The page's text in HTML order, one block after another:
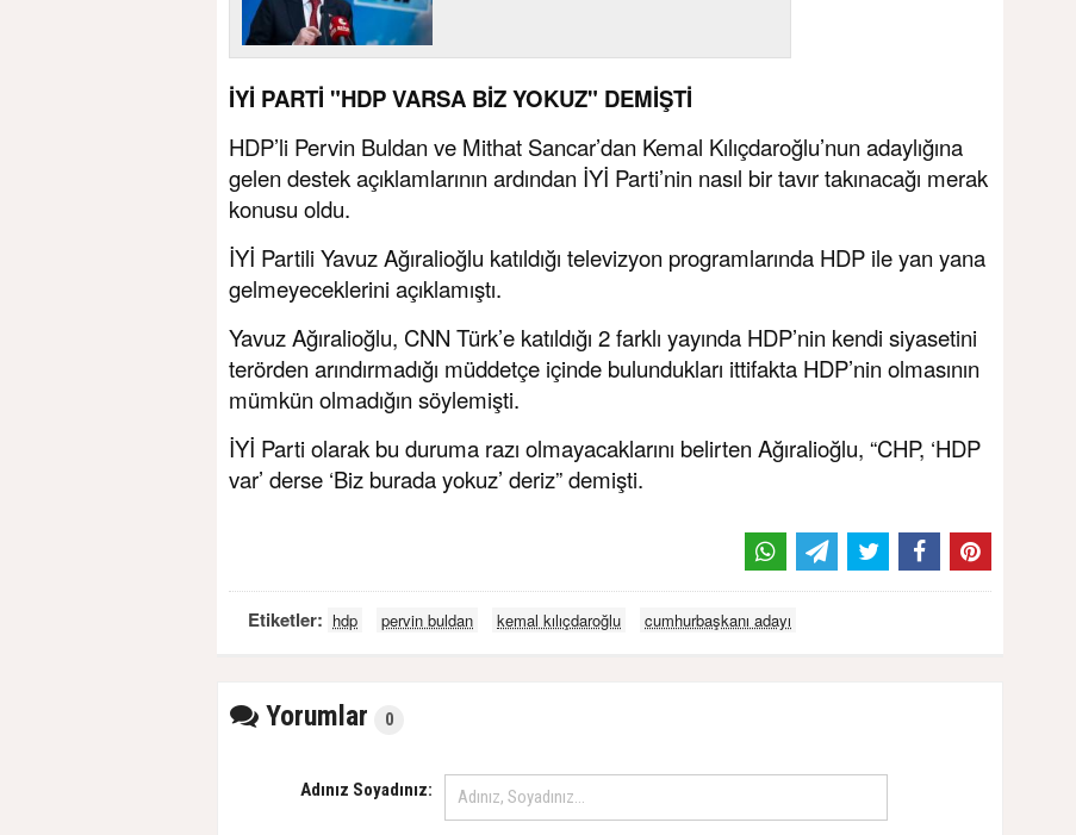
İYİ PARTİ "HDP VARSA BİZ YOKUZ" DEMİŞTİ
HDP’li Pervin Buldan ve Mithat Sancar’dan Kemal Kılıçdaroğlu’nun adaylığına
gelen destek açıklamlarının ardından İYİ Parti’nin nasıl bir tavır takınacağı merak
konusu oldu.
İYİ Partili Yavuz Ağıralioğlu katıldığı televizyon programlarında HDP ile yan yana
gelmeyeceklerini açıklamıştı.
Yavuz Ağıralioğlu, CNN Türk’e katıldığı 2 farklı yayında HDP’nin kendi siyasetini
terörden arındırmadığı müddetçe içinde bulundukları ittifakta HDP’nin olmasının
mümkün olmadığın söylemişti.
İYİ Parti olarak bu duruma razı olmayacaklarını belirten Ağıralioğlu, “CHP, ‘HDP
var’ derse ‘Biz burada yokuz’ deriz” demişti.
Etiketler: hdp pervin buldan kemal kılıçdaroğlu cumhurbaşkanı adayı
Yorumlar 0
Adınız Soyadınız: